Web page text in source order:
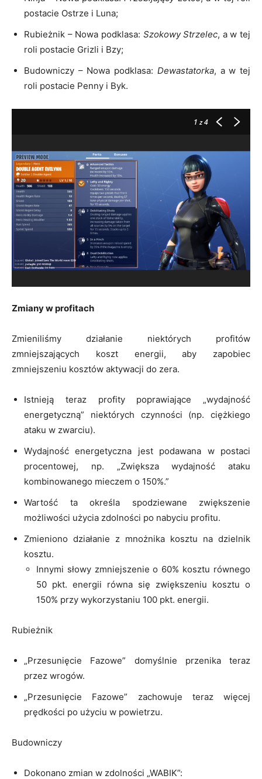
postacie Ostrze i Luna;
Rubieżnik – Nowa podklasa: Szokowy Strzelec, a w tej
roli postacie Grizli i Bzy;
Budowniczy – Nowa podklasa: Dewastatorka, a w tej
roli postacie Penny i Byk.
1z 4
Zmiany w profitach
Zmieniliśmy działanie niektórych profitów
zmniejszających koszt energii, aby zapobiec
zmniejszeniu kosztów aktywacji do zera.
Istnieją teraz profity poprawiające „wydajność
energetyczną” niektórych czynności (np. ciężkiego
ataku w zwarciu).
Wydajność energetyczna jest podawana w postaci
procentowej, np. „Zwiększa wydajność ataku
kombinowanego mieczem o 150%.”
Wartość ta określa spodziewane zwiększenie
możliwości użycia zdolności po nabyciu profitu.
Zmieniono działanie z mnożnika kosztu na dzielnik
kosztu.
Innymi słowy zmniejszenie o 60% kosztu równego
50 pkt. energii równa się zwiększeniu kosztu o
150% przy wykorzystaniu 100 pkt. energii.
Rubieżnik
„Przesunięcie Fazowe” domyślnie przenika teraz
przez wrogów.
„Przesunięcie Fazowe” zachowuje teraz więcej
prędkości po użyciu w powietrzu.
Budowniczy
Dokonano zmian w zdolności „WABIK”: